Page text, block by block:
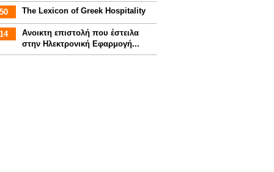
The Lexicon of Greek Hospitality
Aνοικτη επιστολή που έστειλα
στην Ηλεκτρονική Εφαρμογή...